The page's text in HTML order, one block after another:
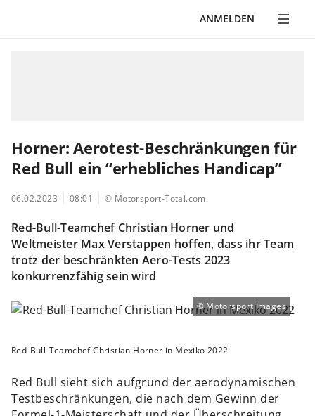
ANMELDEN
Horner: Aerotest-Beschränkungen für
Red Bull ein “erhebliches Handicap”
06.02.2023 08:01 © Motorsport-Total.com
Red-Bull-Teamchef Christian Horner und
Weltmeister Max Verstappen hoffen, dass ihr Team
trotz der beschränkten Aero-Tests 2023
konkurrenzfähig sein wird
Red-Bull-Teamchef Christian Horner in Mexiko 2022
Motorsport Images
Red Bull sieht sich aufgrund der aerodynamischen
Testbeschränkungen, die nach dem Gewinn der